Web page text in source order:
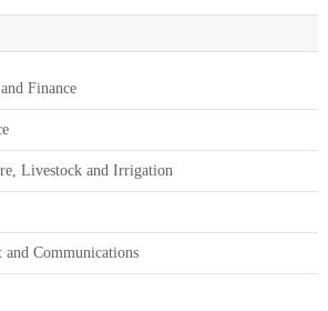
Finance
Livestock and Irrigation
Communications